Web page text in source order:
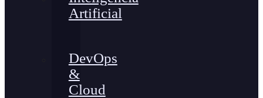
Artificial
DevOps
&
Cloud